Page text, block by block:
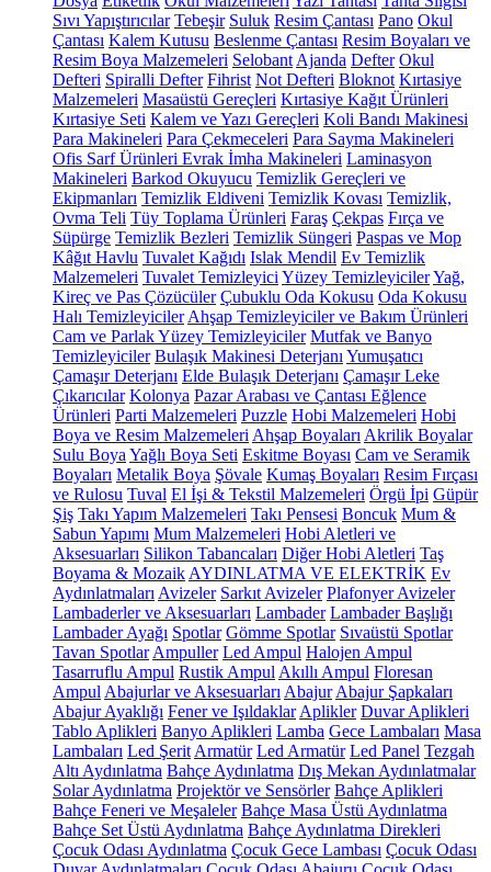
Sıvı Yapıştırıcılar Tebeşir Suluk Resim Çantası Pano Okul
Çantası Kalem Kutusu Beslenme Çantası Resim Boyaları ve
Resim Boya Malzemeleri Selobant Ajanda Defter Okul
Defteri Spiralli Defter Fihrist Not Defteri Bloknot Kırtasiye
Malzemeleri Masaüstü Gereçleri Kırtasiye Kağıt Ürünleri
Kırtasiye Seti Kalem ve Yazı Gereçleri Koli Bandı Makinesi
Para Makineleri Para Çekmeceleri Para Sayma Makineleri
Ofis Sarf Ürünleri Evrak İmha Makineleri Laminasyon
Makineleri Barkod Okuyucu Temizlik Gereçleri ve
Ekipmanları Temizlik Eldiveni Temizlik Kovası Temizlik,
Ovma Teli Tüy Toplama Ürünleri Faraş Çekpas Fırça ve
Süpürge Temizlik Bezleri Temizlik Süngeri Paspas ve Mop
Kâğıt Havlu Tuvalet Kağıdı Islak Mendil Ev Temizlik
Malzemeleri Tuvalet Temizleyici Yüzey TemizleyicilerYağ,
Kireç ve Pas Çözücüler Çubuklu Oda Kokusu Oda Kokusu
Halı Temizleyiciler Ahşap Temizleyiciler ve Bakım Ürünleri
Cam ve Parlak Yüzey Temizleyiciler Mutfak ve Banyo
Temizleyiciler Bulaşık Makinesi Deterjanı Yumuşatıcı
Çamaşır Deterjanı Elde Bulaşık Deterjanı Çamaşır Leke
Çıkarıcılar Kolonya Pazar Arabası ve Çantası Eğlence
Ürünleri Parti Malzemeleri Puzzle Hobi Malzemeleri Hobi
Boya ve Resim Malzemeleri Ahşap Boyaları Akrilik Boyalar
Sulu Boya Yağlı Boya Seti Eskitme Boyası Cam ve Seramik
Boyaları Metalik Boya Şövale Kumaş Boyaları Resim Fırçası
ve Rulosu Tuval El İşi & Tekstil Malzemeleri Örgü İpi Güpür
Şiş Takı Yapım Malzemeleri Takı Pensesi Boncuk Mum &
Sabun Yapımı Mum Malzemeleri Hobi Aletleri ve
Aksesuarları Silikon Tabancaları Diğer Hobi Aletleri Taş
Boyama & Mozaik AYDINLATMA VE ELEKTRİK Ev
Aydınlatmaları Avizeler Sarkıt Avizeler Plafonyer Avizeler
Lambaderler ve Aksesuarları Lambader Lambader Başlığı
Lambader Ayağı Spotlar Gömme Spotlar Sıvaüstü Spotlar
Tavan Spotlar Ampuller Led Ampul Halojen Ampul
Tasarruflu Ampul Rustik Ampul Akıllı Ampul Floresan
Ampul Abajurlar ve Aksesuarları Abajur Abajur Şapkaları
Abajur Ayaklığı Fener ve Işıldaklar Aplikler Duvar Aplikleri
Tablo Aplikleri Banyo Aplikleri Lamba Gece Lambaları Masa
Lambaları Led Şerit Armatür Led Armatür Led Panel Tezgah
Altı Aydınlatma Bahçe Aydınlatma Dış Mekan Aydınlatmalar
Solar Aydınlatma Projektör ve Sensörler Bahçe Aplikleri
Bahçe Feneri ve Meşaleler Bahçe Masa Üstü Aydınlatma
Bahçe Set Üstü Aydınlatma Bahçe Aydınlatma Direkleri
Çocuk Odası Aydınlatma Çocuk Gece Lambası Çocuk Odası